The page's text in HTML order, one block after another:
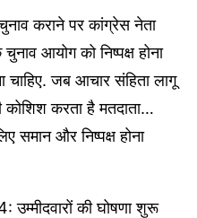
कराने पर कांग्रेस नेता
आयोग को निष्पक्ष होना
चाहिए. जब आचार संहिता लागू
कोशिश करता है मतदाता…
और निष्पक्ष होना
की घोषणा शुरू